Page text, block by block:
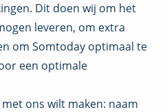
Dit doen wij om het
leveren, om extra
om Somtoday optimaal te
een optimale
ons wilt maken: naam